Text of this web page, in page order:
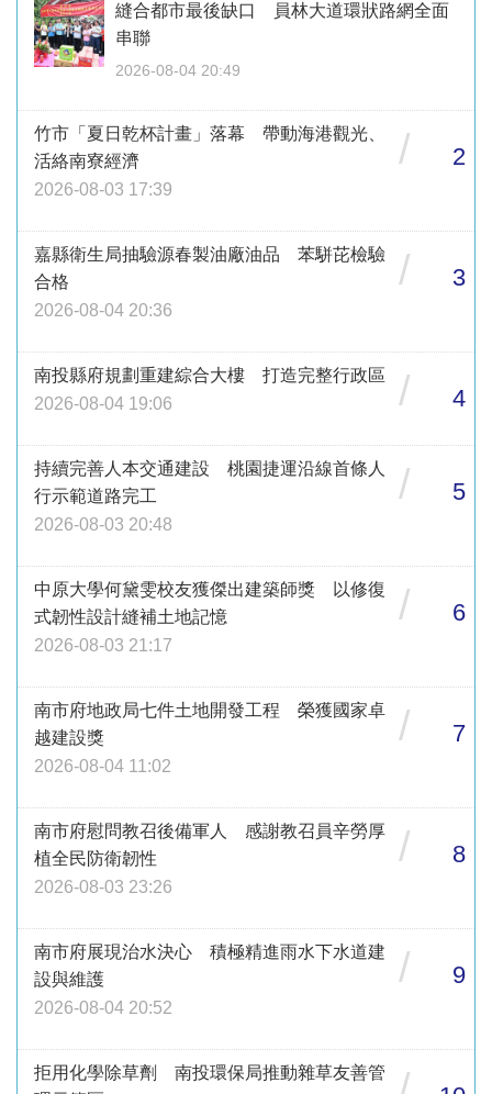
縫合都市最後缺口 員林大道環狀路網全面
串聯
2026-08-04 20:49
竹市「夏日乾杯計畫」落幕 帶動海港觀光、
活絡南寮經濟
2026-08-03 17:39
/ 2
嘉縣衛生局抽驗源春製油廠油品 苯駢芘檢驗
合格
2026-08-04 20:36
/ 3
南投縣府規劃重建綜合大樓 打造完整行政區
2026-08-04 19:06
/ 4
持續完善人本交通建設 桃園捷運沿線首條人
行示範道路完工
2026-08-03 20:48
/ 5
中原大學何黛雯校友獲傑出建築師獎 以修復
式韌性設計縫補土地記憶
2026-08-03 21:17
/ 6
南市府地政局七件土地開發工程 榮獲國家卓
越建設獎
2026-08-04 11:02
/ 7
南市府慰問教召後備軍人 感謝教召員辛勞厚
植全民防衛韌性
2026-08-03 23:26
/ 8
南市府展現治水決心 積極精進雨水下水道建
設與維護
2026-08-04 20:52
/ 9
拒用化學除草劑 南投環保局推動雜草友善管